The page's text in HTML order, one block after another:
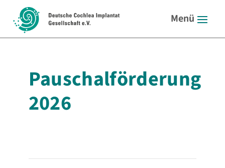
Pauschalförderung
2026